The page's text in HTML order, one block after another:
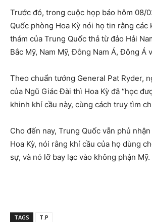
Trước đó, trong cuộc họp báo hôm 08/
Quốc phòng Hoa Kỳ nói họ tin rằng các
thám của Trung Quốc thả từ đảo Hải
Bắc Mỹ, Nam Mỹ, Đông Nam Á, Đông Á
Theo chuẩn tướng General Pat Ryder,
của Ngũ Giác Đài thì Hoa Kỳ đã “học
khinh khí cầu này, cùng cách truy tìm
Cho đến nay, Trung Quốc vẫn phủ
Hoa Kỳ, nói rằng khí cầu của họ dùng
sự, và nó lỡ bay lạc vào không phận Mỹ.
TAGS T.P